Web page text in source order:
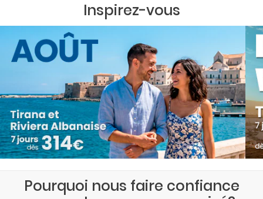
Inspirez-vous
Pourquoi nous faire confiance